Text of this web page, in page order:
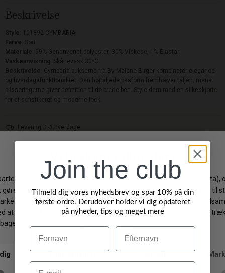
Beskrivelse
Style : 101892 CYMBARIA
Farve : Sort
Materiale : 69% Genanvendt polyester, 30% Viskose, 1% Elastan
Vaskeanvisning : Skånevask 30*C
Beskrivelse : Cymbaria-bukserne fra By Malene Birger kombinerer elegance
og hverdagsfunktionalitet. Den højtaljede pasform fremhæver taljen, mens
plisseringerne giver definition til de brede ben. Style dem med en silkeskjorte
for et sofistikeret og moderne look.
Levering: 1-3 hverdage
Gratis fragt på ordrer over 499 DKK
Byt/Returner i vores butik
Vi anbefaler også
Join the club
Tilmeld dig vores nyhedsbrev og spar 10% på din
første ordre. Derudover holder vi dig opdateret
på nyheder, tips og meget mere
Navn Efternavn
Email